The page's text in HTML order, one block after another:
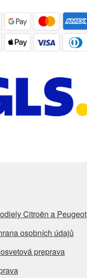
Citroën a Peugeot
osobních údajů
preprava